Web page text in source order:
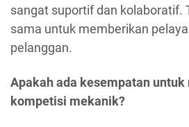
sangat suportif dan kolaboratif.
sama untuk memberikan
pelanggan.
Apakah ada kesempatan
kompetisi mekanik?